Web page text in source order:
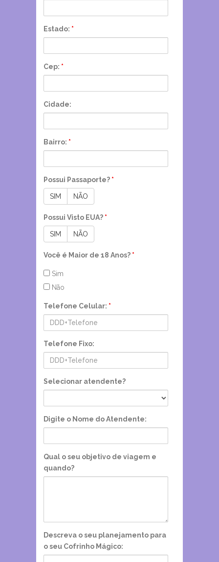
Estado: *
Cep: *
Cidade:
Bairro: *
Possui Passaporte? *
SIM NÃO
Possui Visto EUA? *
SIM NÃO
Você é Maior de 18 Anos? *
Sim
Não
Telefone Celular: *
Telefone Fixo:
Selecionar atendente?
Digite o Nome do Atendente:
Qual o seu objetivo de viagem e
quando?
Descreva o seu planejamento para
o seu Cofrinho Mágico: